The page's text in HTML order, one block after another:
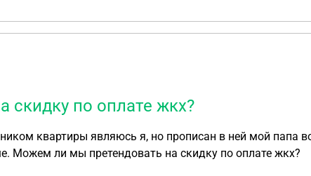
по оплате жкх?
квартиры являюсь я, но прописан в ней мой папа
Можем ли мы претендовать на скидку по оплате жкх?